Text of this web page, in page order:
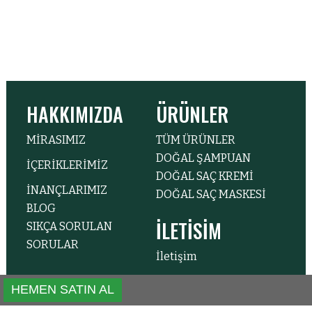
HEMEN SATIN AL
HAKKIMIZDA
MİRASIMIZ
İÇERİKLERİMİZ
İNANÇLARIMIZ
BLOG
SIKÇA SORULAN
SORULAR
ÜRÜNLER
TÜM ÜRÜNLER
DOĞAL ŞAMPUAN
DOĞAL SAÇ KREMİ
DOĞAL SAÇ MASKESİ
İLETİSİM
İletişim